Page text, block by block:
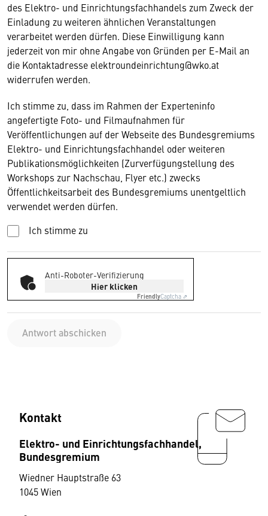
des Elektro- und Einrichtungsfachhandels zum Zweck der
Einladung zu weiteren ähnlichen Veranstaltungen
verarbeitet werden dürfen. Diese Einwilligung kann
jederzeit von mir ohne Angabe von Gründen per E-Mail an
die Kontaktadresse elektroundeinrichtung@wko.at
widerrufen werden.
Ich stimme zu, dass im Rahmen der Experteninfo
angefertigte Foto- und Filmaufnahmen für
Veröffentlichungen auf der Webseite des Bundesgremiums
Elektro- und Einrichtungsfachhandel oder weiteren
Publikationsmöglichkeiten (Zurverfügungstellung des
Workshops zur Nachschau, Flyer etc.) zwecks
Öffentlichkeitsarbeit des Bundesgremiums unentgeltlich
verwendet werden dürfen.
Ich stimme zu
Anti-Roboter-Verifizierung
Hier klicken
FriendlyCaptcha ⇗
Antwort abschicken
Kontakt
Elektro- und Einrichtungsfachhandel,
Bundesgremium
Wiedner Hauptstraße 63
1045 Wien